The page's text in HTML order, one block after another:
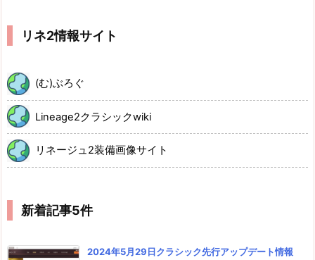
リネ2情報サイト
(む)ぶろぐ
Lineage2クラシックwiki
リネージュ2装備画像サイト
新着記事5件
2024年5月29日クラシック先行アップデート情報